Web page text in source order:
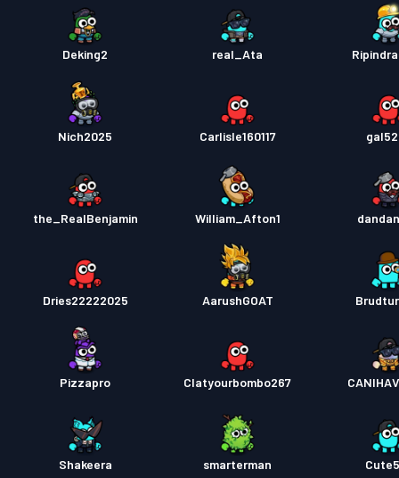
Deking2 real_Ata
Nich2025 Carlisle160117
the_RealBenjamin William_Afton1
Dries22222025 AarushGOAT
Pizzapro Clatyourbombo267
Shakeera smarterman